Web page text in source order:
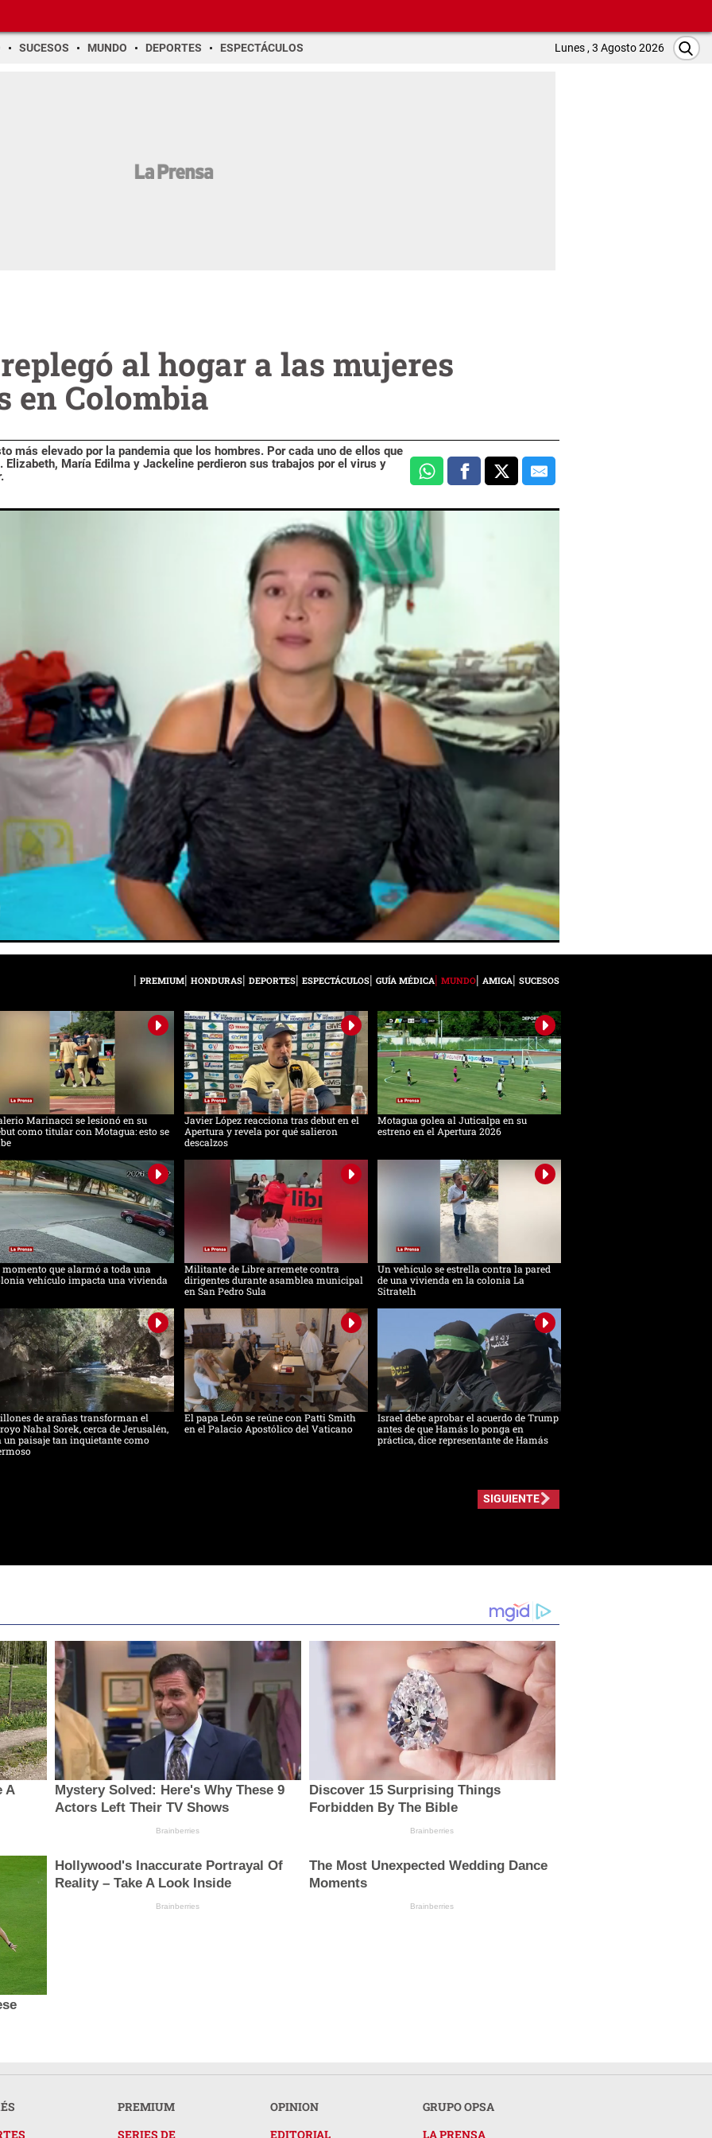
SUCESOS MUNDO DEPORTES ESPECTÁCULOS Lunes , 3 Agosto 2026
al hogar a las mujeres
en Colombia
más elevado por la pandemia que los hombres. Por cada uno de ellos que
María Edilma y Jackeline perdieron sus trabajos por el virus y
PREMIUM HONDURAS DEPORTES ESPECTÁCULOS GUÍA MÉDICA MUNDO AMIGA SUCESOS
Marinacci se lesionó en su
como titular con Motagua: esto se
Javier López reacciona tras debut en el
Apertura y revela por qué salieron
descalzos
Motagua golea al Juticalpa en su
estreno en el Apertura 2026
momento que alarmó a toda una
vehículo impacta una vivienda
Militante de Libre arremete contra
dirigentes durante asamblea municipal
en San Pedro Sula
Un vehículo se estrella contra la pared
de una vivienda en la colonia La
Sitratelh
de arañas transforman el
Nahal Sorek, cerca de Jerusalén,
un paisaje tan inquietante como
El papa León se reúne con Patti Smith
en el Palacio Apostólico del Vaticano
Israel debe aprobar el acuerdo de Trump
antes de que Hamás lo ponga en
práctica, dice representante de Hamás
SIGUIENTE
A
Mystery Solved: Here's Why These 9
Actors Left Their TV Shows
Brainberries
Discover 15 Surprising Things
Forbidden By The Bible
Brainberries
Hollywood's Inaccurate Portrayal Of
Reality – Take A Look Inside
Brainberries
The Most Unexpected Wedding Dance
Moments
Brainberries
PREMIUM
SERIES DE
OPINION
EDITORIAL
GRUPO OPSA
LA PRENSA